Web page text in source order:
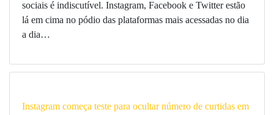
sociais é indiscutível. Instagram, Facebook e Twitter estão
lá em cima no pódio das plataformas mais acessadas no dia
a dia…
Instagram começa teste para ocultar número de curtidas em